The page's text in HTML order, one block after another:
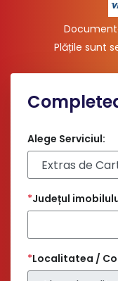
Plățile sunt
Alege Serviciul:
*Județul
*Localitatea /